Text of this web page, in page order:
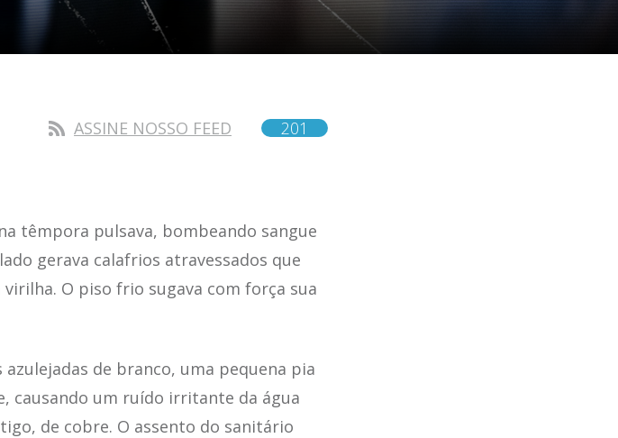
ASSINE NOSSO FEED 201
têmpora pulsava, bombeando sangue
gerava calafrios atravessados que
O piso frio sugava com força sua
de branco, uma pequena pia
causando um ruído irritante da água
de cobre. O assento do sanitário